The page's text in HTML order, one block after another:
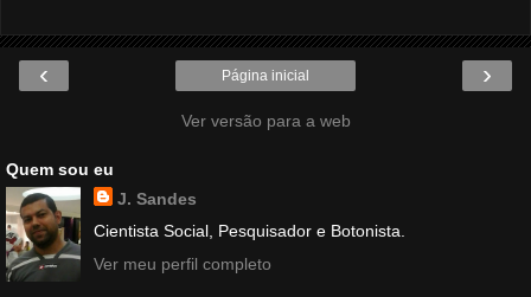
‹ ›
Página inicial
Ver versão para a web
Quem sou eu
J. Sandes
Cientista Social, Pesquisador e Botonista.
Ver meu perfil completo